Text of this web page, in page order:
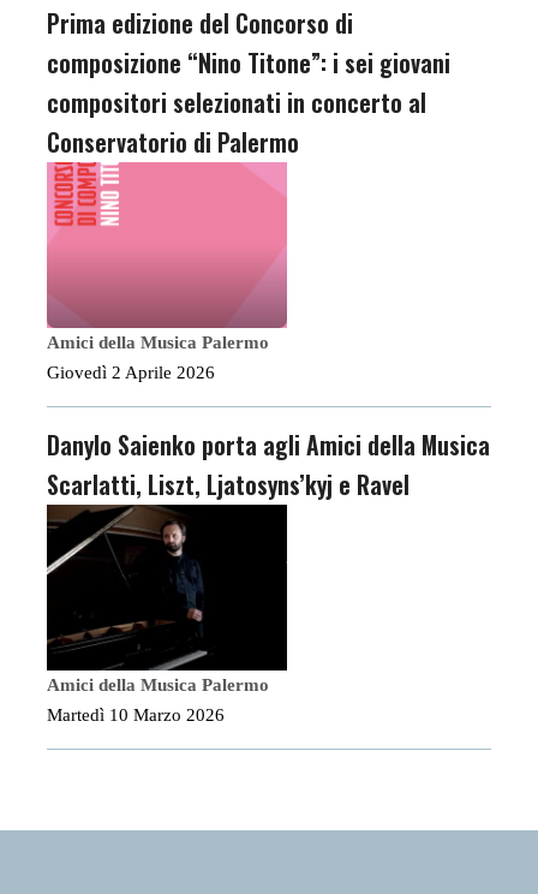
Prima edizione del Concorso di
composizione “Nino Titone”: i sei giovani
compositori selezionati in concerto al
Conservatorio di Palermo
Amici della Musica Palermo
Giovedì 2 Aprile 2026
Danylo Saienko porta agli Amici della Musica
Scarlatti, Liszt, Ljatosyns’kyj e Ravel
Amici della Musica Palermo
Martedì 10 Marzo 2026